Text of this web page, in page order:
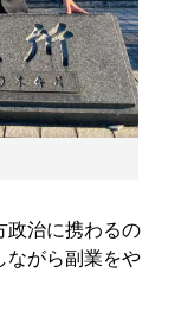
政治に携わるの
ながら副業をや